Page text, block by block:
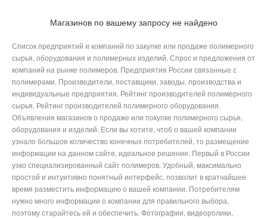
Магазинов по вашему запросу не найдено
Список предприятий и компаний по закупке или продаже полимерного
сырья, оборудования и полимерных изделий. Спрос и предложения от
компаний на рынке полимеров. Предприятия России связанные с
полимерами. Производители, поставщики, заводы, производства и
индивидуальные предприятия. Рейтинг производителей полимерного
сырья. Рейтинг производителей полимерного оборудования.
Объявления магазинов о продаже или покупке полимерного сырья,
оборудования и изделий. Если вы хотите, чтоб о вашей компании
узнало большое количество конечных потребителей, то размещение
информации на данном сайте, идеальное решение. Первый в России
узко специализированный сайт полимеров. Удобный, максимально
простой и интуитивно понятный интерфейс, позволит в кратчайшее
время разместить информацию о вашей компании. Потребителям
нужно много информации о компании для правильного выбора,
поэтому старайтесь ей и обеспечить. Фотографии, видеоролики,